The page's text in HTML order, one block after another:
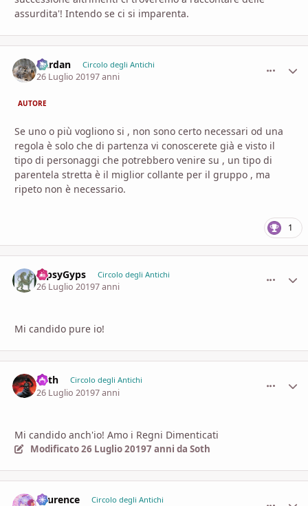
assurdita'! Intendo se ci si imparenta.
Dardan Circolo degli Antichi
26 Luglio 20197 anni
AUTORE
Se uno o più vogliono si , non sono certo necessari od una
regola è solo che di partenza vi conoscerete già e visto il
tipo di personaggi che potrebbero venire su , un tipo di
parentela stretta è il miglior collante per il gruppo , ma
ripeto non è necessario.
1
GipsyGyps Circolo degli Antichi
26 Luglio 20197 anni
Mi candido pure io!
Soth Circolo degli Antichi
26 Luglio 20197 anni
Mi candido anch'io! Amo i Regni Dimenticati
Modificato26 Luglio 20197 anni da Soth
Laurence Circolo degli Antichi